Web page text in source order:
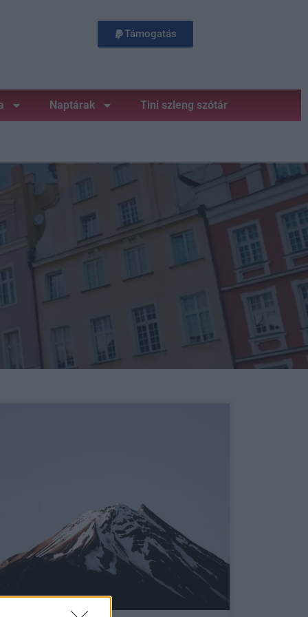
Támogatás
Naptárak Tini szleng szótár